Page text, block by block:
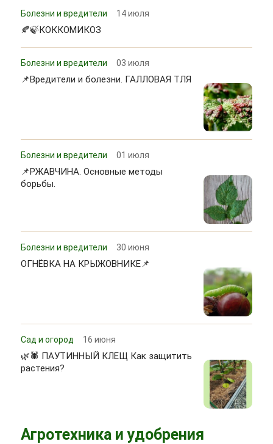
Болезни и вредители 14 июля
🍂🍃КОККОМИКОЗ
Болезни и вредители 03 июля
📌Вредители и болезни. ГАЛЛОВАЯ ТЛЯ
Болезни и вредители 01 июля
📌РЖАВЧИНА. Основные методы
борьбы.
Болезни и вредители 30 июня
ОГНЁВКА НА КРЫЖОВНИКЕ📌
Сад и огород 16 июня
🌿🕷 ПАУТИННЫЙ КЛЕЩ Как защитить
растения?
Агротехника и удобрения